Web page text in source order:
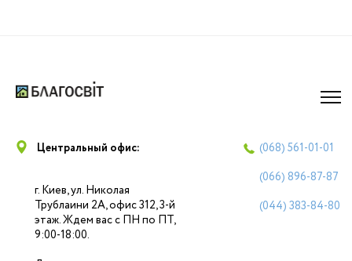
Центральный офис:
г. Киев, ул. Николая
Трублаини 2А, офис 312, 3-й
этаж. Ждем вас с ПН по ПТ,
9:00-18:00.
(068) 561-01-01
(066) 896-87-87
(044) 383-84-80